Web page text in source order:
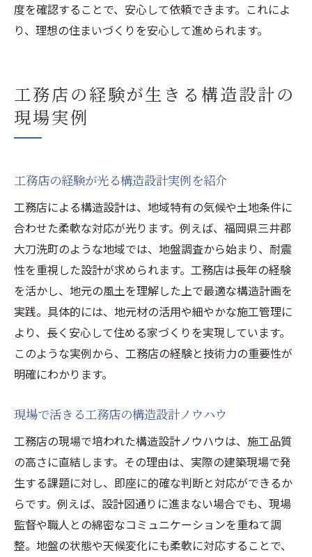
度を確認することで、安心して依頼できます。これによ
り、理想の住まいづくりを安心して進められます。
工務店の経験が生きる構造設計の
現場実例
工務店の経験が光る構造設計実例を紹介
工務店による構造設計は、地域特有の気候や土地条件に
合わせた柔軟な対応が光ります。例えば、福岡県三井郡
大刀洗町のような地域では、地盤調査から始まり、耐震
性を重視した設計が求められます。工務店は長年の経験
を活かし、地元の風土を理解した上で最適な構造計画を
実践。具体的には、地元材の活用や細やかな施工管理に
より、長く安心して住める家づくりを実現しています。
このような実例から、工務店の経験と技術力の重要性が
明確にわかります。
現場で活きる工務店の構造設計ノウハウ
工務店の現場で培われた構造設計ノウハウは、施工品質
の高さに直結します。その理由は、実際の建築現場で発
生する課題に対し、即座に的確な判断と対応ができるか
らです。例えば、設計図通りに進まない場合でも、現場
監督や職人との綿密なコミュニケーションを重ねて調
整。地盤の状態や天候変化にも柔軟に対応することで、